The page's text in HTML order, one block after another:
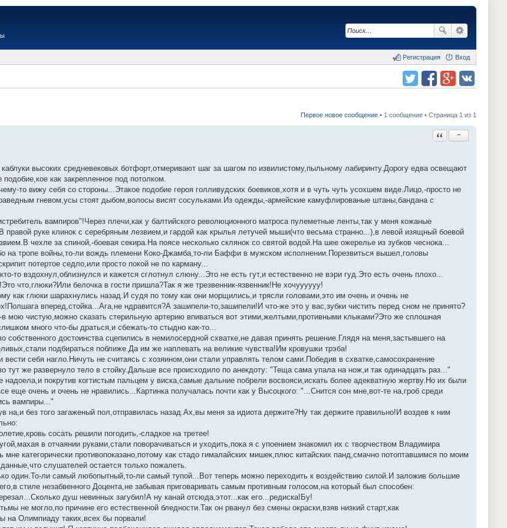
Вход
Регистрация
Первое новое сообщение • 1 сообщение • Страница 1 из 1
Ответить с цитатой
−
высоких средневековых ботфорт,отмеривают шаг за шагом по извилистому,пыльному лабиринту.Дорогу едва освещают
как закрепленное под потолком.
то вижу себя со стороны...Этакое подобие героя голливудских боевиков,хотя и в чуть чуть усохшем виде.Лицо,-просто не
гневом,усы стоят дыбом,волосы висят сосульками.Из одежды,-армейские камуфлированые штаны,бандана с
вампиров"!Через плечи,как у балтийского революционного матроса пулеметные ленты,так у меня кожаные
правой руке клинок с серебряным лезвием,и гардой как крылья летучей мыши(что весьма странно...),в левой изящный боевой
чехле за спиной,-боевая секира.На поясе несколько склянок со святой водой.На шее ожерелье из зубков чеснока...
на тропе войны,то-ли вождь племени Коко-Джамба,то-ли Баффи в мужском исполнении.Порезвиться вышел,головы
потертое седло,или просто покой не по карману...
то вздохнул,облизнулся и кажется сглотнул слюну...Это не есть гут,и естественно не вэри гуд.Это есть очень плохо...
что,глюки?Или белочка в гости пришла?Так я же трезвенник-язвенник!Не хочуууууу!
как глюки шарахнулись назад.И судя по тому как они морщились,и трясли головами,это им очень и очень не
вперед,стойка...Ага,не ндравится?А зашипели-то,зашипели!И что-же это у вас,зубки чистить перед сном не принято?
в мою чистую,можно сказать стерильную артерию впиваться вот этими,желтыми,противными клыками?Это же сплошная
много что-бы драться,и сбежать-то стыдно как-то...
собственного достоинства сцепились в немилосердной схватке,не давая принять решение.Глядя на меня,застывшего на
подбираться поближе.Да им же наплевать на великие чувства!Им кровушки трэба!
себя нагло.Ничуть не считаясь с хозяином,они стали управлять телом сами.Победив в схватке,самосохранение
тут же развернуло тело в стойку.Дальше все происходило по анекдоту: "Теща сама упала на нож,и так одинадцать раз..."
покрутив когтистым пальцем у виска,самые дальние побрели восвояси,искать более адекватную жертву.Но их были
еще очень и очень не нравились...Картинка получалась почти как у Высоцкого: "...Снится сон мне,вот-те на,гроб среди
вампиры..."
на,и без того загаженый пол,отправилась назад.Ах,вы меня за идиота держите?Ну так держите правильно!И воздев к ним
сосать решили погодить,-сладкое на третее!
в отчаянии руками,стали поворачиваться и уходить,пока я с упоением знакомил их с творчеством Владимира
категорически противопоказано,потому как стадо гималайских мишек,плюс китайских панд,смачно потоптавшимся по моим
слушателей остается только пожалеть.
один.То-ли самый любопытный,то-ли самый тупой...Вот теперь можно переходить к воздействию силой.И заложив большие
стиле незабвенного Доцента,не забывая приговаривать самым противным голосом,на который был способен:
душ невинных загубил!А ну канай отсюда,этот...как его...редиска!Бу!
не могло,по причине его естественной бледности.Так он рванул без смены окраски,взяв низкий старт,как
на Олимпиаду таких,всех бы порвали!